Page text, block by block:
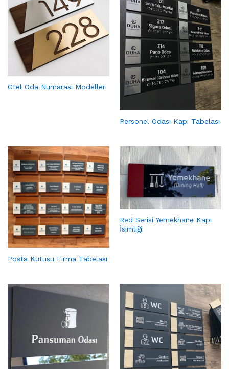
Otel Oda Numarası Modelleri
Personel Odası Kapı Tabelası
Posta Kutusu Firma Tabelası
Red Serisi Yemekhane Kapı
İsimliği